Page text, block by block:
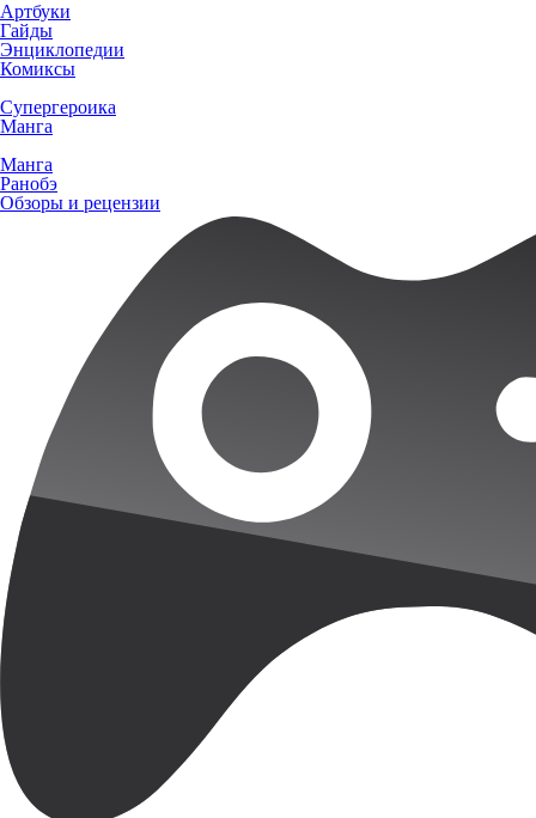
Артбуки
Гайды
Энциклопедии
Комиксы
Супергероика
Манга
Манга
Ранобэ
Обзоры и рецензии